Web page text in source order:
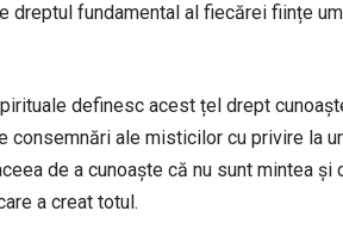
dreptul fundamental al fiecărei ființe
definesc acest țel drept
consemnări ale misticilor cu privire la
de a cunoaște că nu sunt mintea
a creat totul.